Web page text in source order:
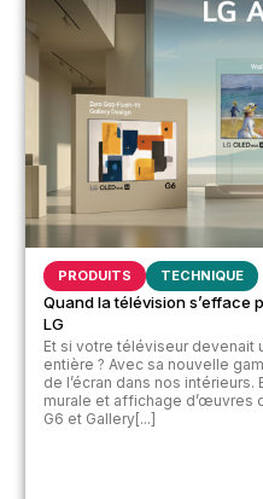
PRODUITS TECHNIQUE
Quand la télévision s’efface
LG
Et si votre téléviseur devenait
entière ? Avec sa nouvelle
de l’écran dans nos
murale et affichage d’œuvres
G6 et Gallery[...]